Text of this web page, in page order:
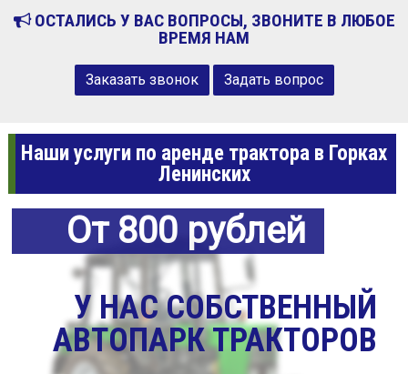
ОСТАЛИСЬ У ВАС ВОПРОСЫ, ЗВОНИТЕ В ЛЮБОЕ
ВРЕМЯ НАМ
Заказать звонок Задать вопрос
Наши услуги по аренде трактора в Горках
Ленинских
От 800 рублей
У НАС СОБСТВЕННЫЙ
АВТОПАРК ТРАКТОРОВ